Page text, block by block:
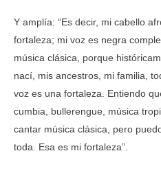
Y amplía: “Es decir, mi cabello
fortaleza; mi voz es negra
música clásica, porque
nací, mis ancestros, mi familia,
voz es una fortaleza. Entiendo
cumbia, bullerengue, música
cantar música clásica, pero
toda. Esa es mi fortaleza”.